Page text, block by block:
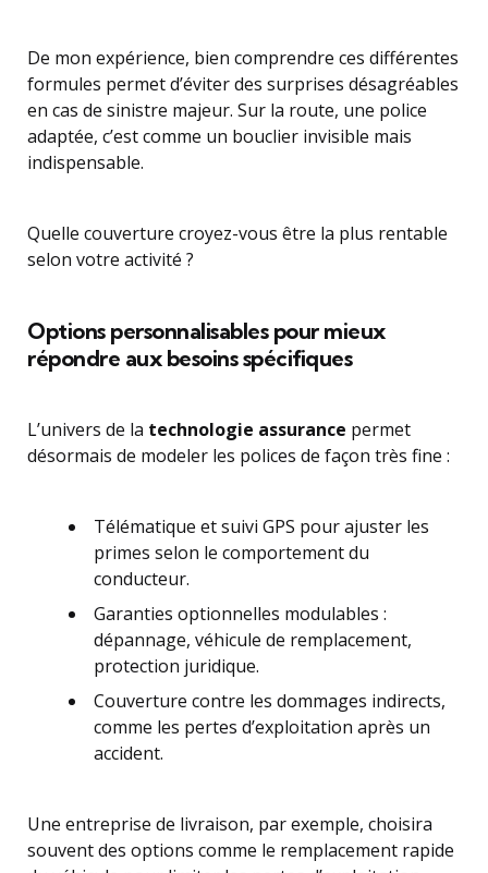
De mon expérience, bien comprendre ces différentes
formules permet d’éviter des surprises désagréables
en cas de sinistre majeur. Sur la route, une police
adaptée, c’est comme un bouclier invisible mais
indispensable.
Quelle couverture croyez-vous être la plus rentable
selon votre activité ?
Options personnalisables pour mieux
répondre aux besoins spécifiques
L’univers de la technologie assurance permet
désormais de modeler les polices de façon très fine :
Télématique et suivi GPS pour ajuster les
primes selon le comportement du
conducteur.
Garanties optionnelles modulables :
dépannage, véhicule de remplacement,
protection juridique.
Couverture contre les dommages indirects,
comme les pertes d’exploitation après un
accident.
Une entreprise de livraison, par exemple, choisira
souvent des options comme le remplacement rapide